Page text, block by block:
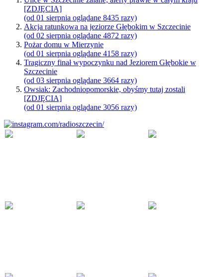
[ZDJĘCIA]
(od 01 sierpnia oglądane 8435 razy)
Akcja ratunkowa na jeziorze Głębokim w Szczecinie
(od 02 sierpnia oglądane 4872 razy)
Pożar domu w Mierzynie
(od 01 sierpnia oglądane 4158 razy)
Tragiczny finał wypoczynku nad Jeziorem Głębokie w
Szczecinie
(od 03 sierpnia oglądane 3664 razy)
Owsiak: Zachodniopomorskie, obyśmy tutaj zostali
[ZDJĘCIA]
(od 01 sierpnia oglądane 3056 razy)